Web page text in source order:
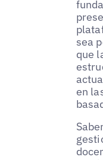
sea
que
en